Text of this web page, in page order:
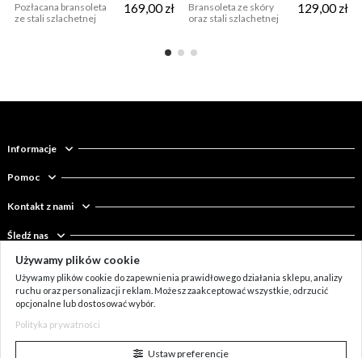
Pozłacana bransoleta
ze stali szlachetnej
169,00 zł
Bransoleta ze skóry
oraz stali szlachetnej
129,00 zł
Informacje
Pomoc
Kontakt z nami
Śledź nas
Newsletter
Używamy plików cookie
Używamy plików cookie do zapewnienia prawidłowego działania sklepu, analizy
ruchu oraz personalizacji reklam. Możesz zaakceptować wszystkie, odrzucić
opcjonalne lub dostosować wybór.
Polityka prywatności
Ustaw preferencje